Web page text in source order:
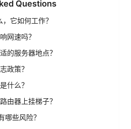
Questions
它如何工作？
网速吗？
的服务器地点？
政策？
什么？
由器上挂梯子？
哪些风险？